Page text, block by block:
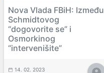
Nova Vlada FBiH: Između
Schmidtovog
“dogovorite se” i
Osmorkinog
“intervenišite”
14. 02. 2023